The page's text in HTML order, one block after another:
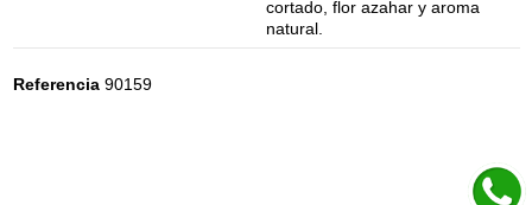
cortado, flor azahar y aroma
natural.
Referencia 90159